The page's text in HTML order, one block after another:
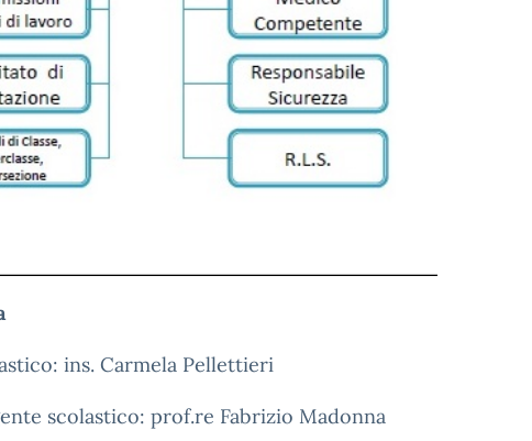
ins. Carmela Pellettieri
scolastico: prof.re Fabrizio Madonna